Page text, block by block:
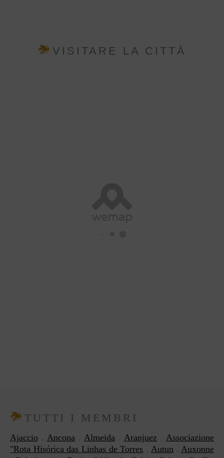
VISITARE LA CITTÀ
TUTTI I MEMBRI
Ajaccio . Ancona . Almeida . Aranjuez . Associazione
"Rota Hisórica das Linhas de Torres . Autun.Auxonne